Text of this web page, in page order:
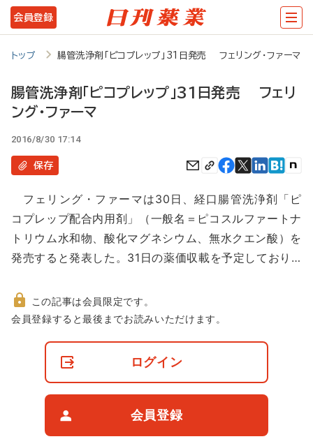
メ
イ
ン
会員登録
トップ 腸管洗浄剤「ピコプレップ」31日発売 フェリング・ファーマ
腸管洗浄剤「ピコプレップ」31日発売 フェリ
ング・ファーマ
2016/8/30 17:14
保存
フェリング・ファーマは30日、経口腸管洗浄剤「ピ
コプレップ配合内用剤」（一般名＝ピコスルファートナ
トリウム水和物、酸化マグネシウム、無水クエン酸）を
発売すると発表した。31日の薬価収載を予定しており…
非
この記事は会員限定です。
会員登録すると最後までお読みいただけます。
ログイン
会員登録